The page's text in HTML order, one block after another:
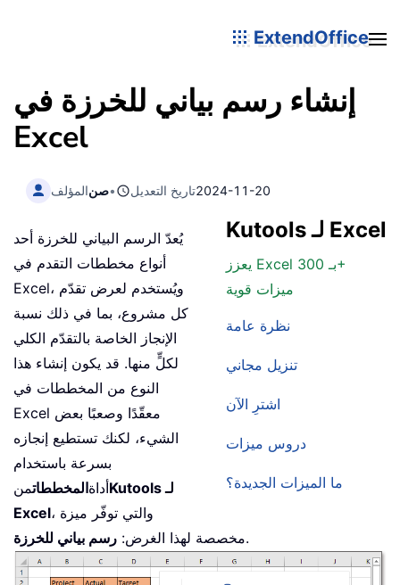
ExtendOffice
إنشاء رسم بياني للخرزة في
Excel
المؤلفصن• تاريخ التعديل2024-11-20
Kutools لـ Excel
يعزز Excel بـ 300+
ميزات قوية
نظرة عامة
تنزيل مجاني
اشترِ الآن
دروس ميزات
ما الميزات الجديدة؟
يُعدّ الرسم البياني للخرزة أحد
أنواع مخططات التقدم في
Excel، ويُستخدم لعرض تقدّم
كل مشروع، بما في ذلك نسبة
الإنجاز الخاصة بالتقدّم الكلي
لكلٍّ منها. قد يكون إنشاء هذا
النوع من المخططات في
Excel معقّدًا وصعبًا بعض
الشيء، لكنك تستطيع إنجازه
بسرعة باستخدام
أداةالمخططاتمن
Kutools لـ
Excel، والتي توفّر ميزة
مخصصة لهذا الغرض: رسم بياني للخرزة .